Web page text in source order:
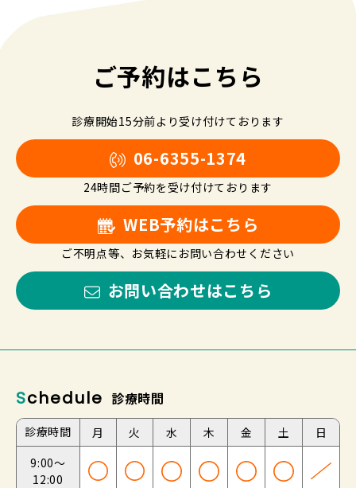
ご予約はこちら
診療開始15分前より受け付けております
06-6355-1374
24時間ご予約を受け付けております
WEB予約はこちら
ご不明点等、お気軽にお問い合わせください
お問い合わせはこちら
Schedule 診療時間
診療時間 月 火 水 木 金 土
日
9:00～
12:00